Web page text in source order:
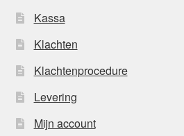
Kassa
Klachten
Klachtenprocedure
Levering
Mijn account